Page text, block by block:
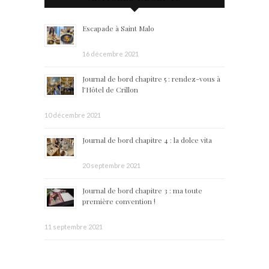
Escapade à Saint Malo
16 décembre 2021
Journal de bord chapitre 5 : rendez-vous à
l’Hôtel de Crillon
10 décembre 2021
Journal de bord chapitre 4 : la dolce vita
20 septembre 2021
Journal de bord chapitre 3 : ma toute
première convention !
11 septembre 2021